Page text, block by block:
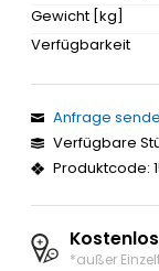
Gewicht [kg]
Verfügbarkeit
Anfrage
Verfügbare
Produktcode:
*außer